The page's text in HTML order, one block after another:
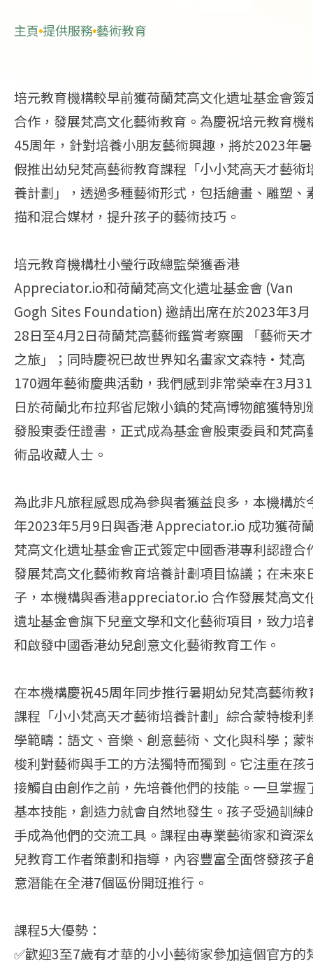
主頁 提供服務 藝術教育
培元教育機構較早前獲荷蘭梵高文化遺址基金會簽
合作，發展梵高文化藝術教育。為慶祝培元教育機
45周年，針對培養小朋友藝術興趣，將於2023年暑
假推出幼兒梵高藝術教育課程「小小梵高天才藝術
養計劃」，透過多種藝術形式，包括繪畫、雕塑、
描和混合媒材，提升孩子的藝術技巧。
培元教育機構杜小瑩行政總監榮獲香港
Appreciator.io和荷蘭梵高文化遺址基金會 (Van
Gogh Sites Foundation) 邀請出席在於2023年3月
28日至4月2日荷蘭梵高藝術鑑賞考察團 「藝術天才
之旅」；同時慶祝已故世界知名畫家文森特·梵高
170週年藝術慶典活動，我們感到非常榮幸在3月31
日於荷蘭北布拉邦省尼嫩小鎮的梵高博物館獲特別
發股東委任證書，正式成為基金會股東委員和梵高
術品收藏人士。
為此非凡旅程感恩成為參與者獲益良多，本機構於
年2023年5月9日與香港 Appreciator.io 成功獲荷
梵高文化遺址基金會正式簽定中國香港專利認證合
發展梵高文化藝術教育培養計劃項目協議；在未來
子，本機構與香港appreciator.io 合作發展梵高文
遺址基金會旗下兒童文學和文化藝術項目，致力培
和啟發中國香港幼兒創意文化藝術教育工作。
在本機構慶祝45周年同步推行暑期幼兒梵高藝術教
課程「小小梵高天才藝術培養計劃」綜合蒙特梭利
學範疇：語文、音樂、創意藝術、文化與科學；蒙
梭利對藝術與手工的方法獨特而獨到。它注重在孩
接觸自由創作之前，先培養他們的技能。一旦掌握
基本技能，創造力就會自然地發生。孩子受過訓練
手成為他們的交流工具。課程由專業藝術家和資深
兒教育工作者策劃和指導，內容豐富全面啓發孩子
意潛能在全港7個區份開班推行。
課程5大優勢：
✅歡迎3至7歲有才華的小小藝術家參加這個官方的